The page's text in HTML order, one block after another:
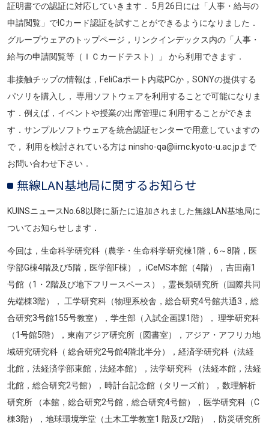
証明書での認証に対応していきます． 5月26日には「人事・給与の
申請閲覧」でICカード認証を試すことができるようになりました．
グループウェアのトップページ，リンクインデックス内の「人事・
給与の申請閲覧等（ＩＣカードテスト）」 から利用できます．
非接触チップの情報は，FeliCaポート内蔵PCか，SONYの提供する
パソリを購入し， 専用ソフトウェアを利用することで可能になりま
す．例えば，イベントや授業の出席管理に 利用することができま
す．サンプルソフトウェアを統合認証センターで用意していますの
で， 利用を検討されている方は ninsho-qa@iimc.kyoto-u.ac.jpまで
お問い合わせ下さい．
無線LAN基地局に関するお知らせ
KUINSニュースNo.68以降に新たに追加されました無線LAN基地局に
ついてお知らせします．
今回は，生命科学研究科（農学・生命科学研究棟1階，6～8階，医
学部G棟4階及び5階，医学部F棟）， iCeMS本館（4階），吉田南1
号館（1・2階及び地下フリースペース），霊長類研究所（国際共同
先端棟3階）， 工学研究科（物理系校舎，総合研究4号館共通3，総
合研究3号館155号教室），学生部（入試企画課1階）， 理学研究科
（1号館5階），東南アジア研究所（図書室），アジア・アフリカ地
域研究研究科（ 総合研究2号館4階北半分），経済学研究科（法経
北館，法経済学部東館，法経本館），法学研究科 （法経本館，法経
北館，総合研究2号館），時計台記念館（タリーズ前），数理解析
研究所 （本館，総合研究2号館，総合研究4号館），医学研究科（C
棟3階），地球環境学堂（土木工学教室1 階及び2階） ，防災研究所